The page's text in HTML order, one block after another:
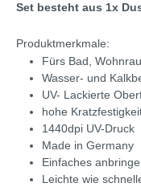
Set besteht aus 1x
Produktmerkmale:
Fürs Bad,
Wasser- und
UV- Lackierte
hohe
1440dpi UV-Druck
Made in Germany
Einfaches
Leichte wie